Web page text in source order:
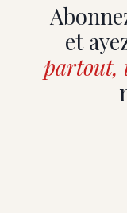
et
partout,